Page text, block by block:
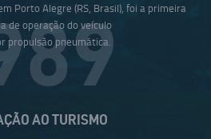
Porto Alegre (RS, Brasil), foi a primeira
de operação do veículo
propulsão pneumática.
AO TURISMO